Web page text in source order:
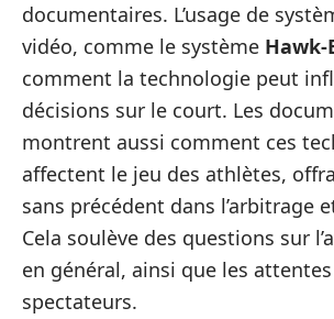
documentaires. L’usage de
vidéo, comme le système Hawk-
comment la technologie peut
décisions sur le court. Les
montrent aussi comment ces
affectent le jeu des athlètes,
sans précédent dans l’arbitrage
Cela soulève des questions sur
en général, ainsi que les
spectateurs.